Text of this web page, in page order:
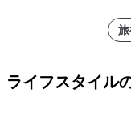
ライフスタイル